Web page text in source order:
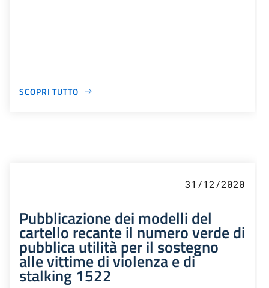
SCOPRI TUTTO
31/12/2020
Pubblicazione dei modelli del
cartello recante il numero verde di
pubblica utilità per il sostegno
alle vittime di violenza e di
stalking 1522